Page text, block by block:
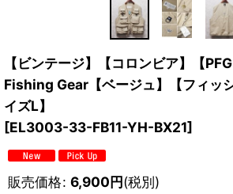
【ビンテージ】【コロンビア】【
Fishing Gear【ベージュ】【フィッ
イズL】
[EL3003-33-FB11-YH-BX21]
販売価格: 6,900円(税別)